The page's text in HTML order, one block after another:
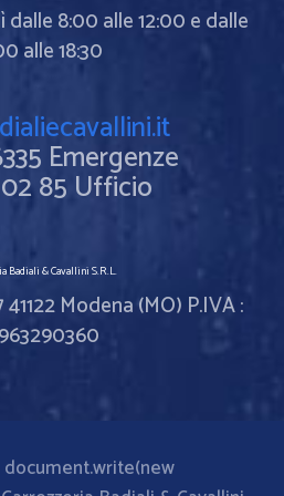
8:00 alle 12:00 e dalle
alle 18:30
Emergenze
85 Ufficio
Badiali & Cavallini S.R.L.
Modena (MO) P.IVA :